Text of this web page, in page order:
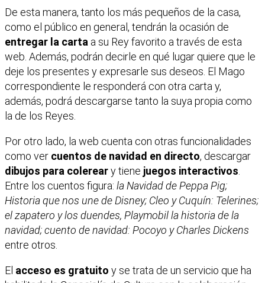
De esta manera, tanto los más pequeños de la casa,
como el público en general, tendrán la ocasión de
entregar la carta a su Rey favorito a través de esta
web. Además, podrán decirle en qué lugar quiere que le
deje los presentes y expresarle sus deseos. El Mago
correspondiente le responderá con otra carta y,
además, podrá descargarse tanto la suya propia como
la de los Reyes.
Por otro lado, la web cuenta con otras funcionalidades
como ver cuentos de navidad en directo, descargar
dibujos para colereary tiene juegos interactivos.
Entre los cuentos figura: la Navidad de Peppa Pig;
Historia que nos une de Disney; Cleo y Cuquín: Telerines;
el zapatero y los duendes, Playmobil la historia de la
navidad; cuento de navidad: Pocoyo y Charles Dickens
entre otros.
El acceso es gratuito y se trata de un servicio que ha